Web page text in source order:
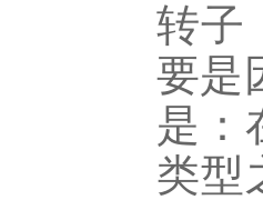
转子
要是
是：
类型